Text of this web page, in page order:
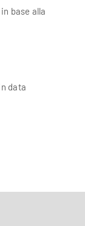
base alla
data